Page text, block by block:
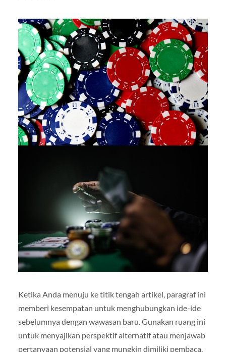
Ketika Anda menuju ke titik tengah artikel, paragraf ini
memberi kesempatan untuk menghubungkan ide-ide
sebelumnya dengan wawasan baru. Gunakan ruang ini
untuk menyajikan perspektif alternatif atau menjawab
pertanyaan potensial yang mungkin dimiliki pembaca.